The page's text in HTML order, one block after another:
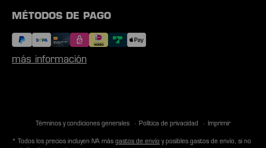
MÉTODOS DE PAGO
más información
Términos y condiciones generales Política de privacidad Imprimir
* Todos los precios incluyen IVA más gastos de envío y posibles gastos de envío, si no